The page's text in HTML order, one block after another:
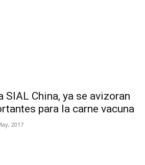
SIAL China, ya se avizoran
para la carne vacuna
2017